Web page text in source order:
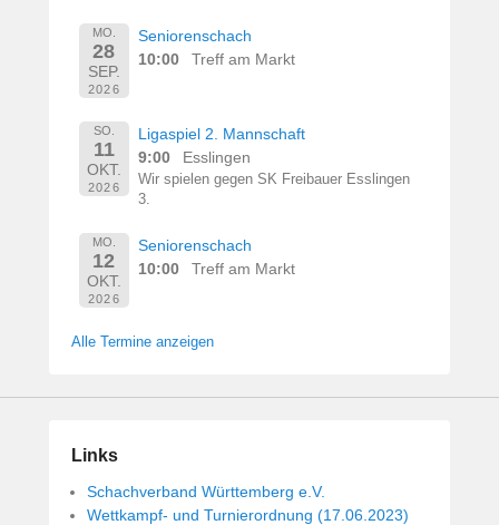
MO.
28
SEP.
2026
Seniorenschach
10:00
Treff am Markt
SO.
11
OKT.
2026
Ligaspiel 2. Mannschaft
9:00
Esslingen
Wir spielen gegen SK Freibauer Esslingen
3.
MO.
12
OKT.
2026
Seniorenschach
10:00
Treff am Markt
Alle Termine anzeigen
Links
Schachverband Württemberg e.V.
Wettkampf- und Turnierordnung (17.06.2023)